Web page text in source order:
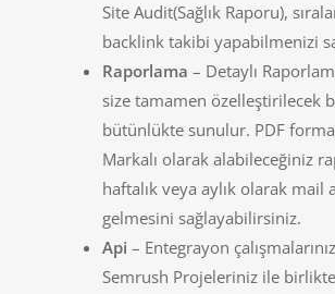
Site Audit(Sağlık Raporu),
backlink takibi yapabilmenizi
Raporlama – Detaylı
size tamamen özelleştirilecek
bütünlükte sunulur. PDF
Markalı olarak alabileceğiniz
haftalık veya aylık olarak mail
gelmesini sağlayabilirsiniz.
Api – Entegrayon
Semrush Projeleriniz ile